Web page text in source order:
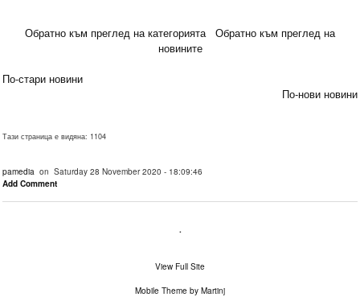
Обратно към преглед на категорията
Обратно към преглед на
новините
По-стари новини
По-нови новини
Тази страница е видяна: 1104
pamedia on Saturday 28 November 2020 - 18:09:46
Add Comment
.
View Full Site
Mobile Theme by Martinj